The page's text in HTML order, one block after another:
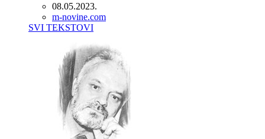
08.05.2023.
Author
m-novine.com
SVI TEKSTOVI